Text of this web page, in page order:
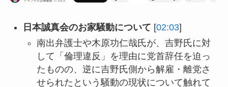
日本誠真会のお家騒動について [02:03]
南出弁護士や木原功仁哉氏が、吉野氏に対
して「倫理違反」を理由に党首辞任を迫っ
たものの、逆に吉野氏側から解雇・離党さ
せられたという騒動の現状について触れて